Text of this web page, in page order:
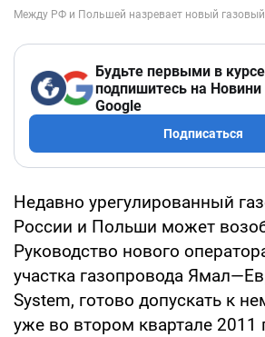
Будьте первыми в
подпишитесь на Новини
Google
Подписаться
Недавно урегулированный
России и Польши может
Руководство нового
участка газопровода
System, готово допускать к
уже во втором квартале 2011